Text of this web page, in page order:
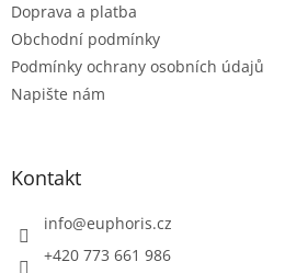
Doprava a platba
Obchodní podmínky
Podmínky ochrany osobních údajů
Napište nám
Kontakt
info@euphoris.cz
+420 773 661 986